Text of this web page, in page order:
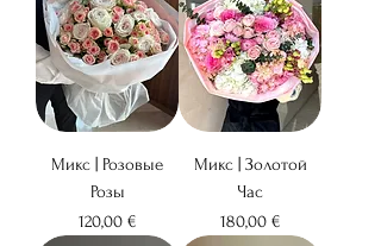
Микс | Розовые
Розы
Цена
120,00 €
Микс | Золотой
Час
Цена
180,00 €